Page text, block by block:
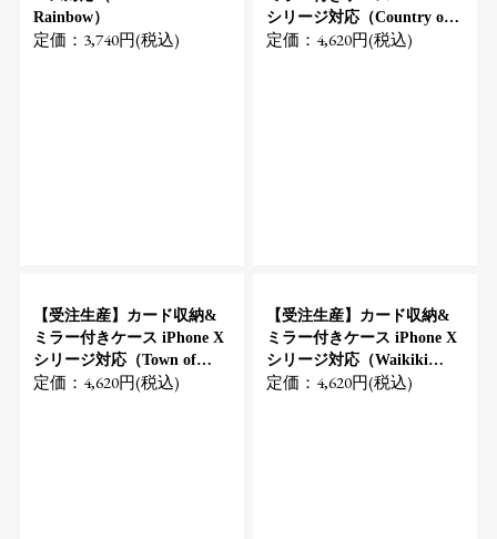
Rainbow）
定価：3,740円(税込)
シリージ対応（Country of
Hawaii）
定価：4,620円(税込)
【受注生産】カード収納&
ミラー付きケース iPhone X
シリージ対応（Town of
Hawaii）
定価：4,620円(税込)
【受注生産】カード収納&
ミラー付きケース iPhone X
シリージ対応（Waikiki
Rainbow）
定価：4,620円(税込)